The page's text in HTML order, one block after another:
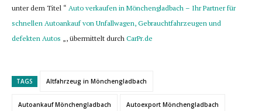
unter dem Titel “ Auto verkaufen in Mönchengladbach – Ihr Partner für
schnellen Autoankauf von Unfallwagen, Gebrauchtfahrzeugen und
defekten Autos „, übermittelt durch CarPr.de
TAGS Altfahrzeug in Mönchengladbach
Autoankauf Mönchengladbach Autoexport Mönchengladbach